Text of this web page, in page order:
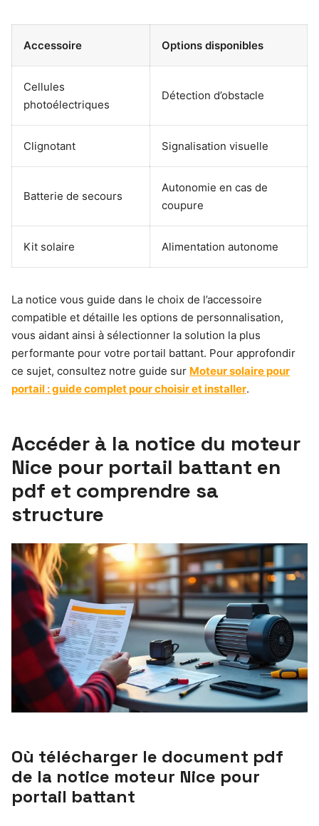
Accessoire Options disponibles
Cellules
photoélectriques
Détection d’obstacle
Clignotant Signalisation visuelle
Batterie de secours
Autonomie en cas de
coupure
Kit solaire Alimentation autonome
La notice vous guide dans le choix de l’accessoire
compatible et détaille les options de personnalisation,
vous aidant ainsi à sélectionner la solution la plus
performante pour votre portail battant. Pour approfondir
ce sujet, consultez notre guide sur Moteur solaire pour
portail : guide complet pour choisir et installer.
Accéder à la notice du moteur
Nice pour portail battant en
pdf et comprendre sa
structure
Où télécharger le document pdf
de la notice moteur Nice pour
portail battant